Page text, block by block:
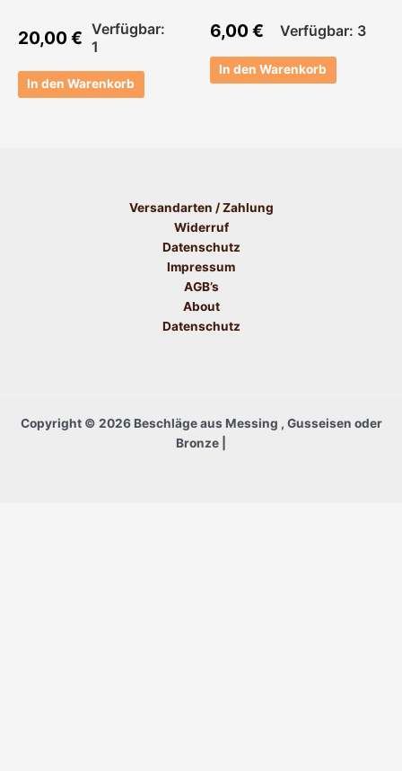
20,00€ Verfügbar:
1
In den Warenkorb
6,00€ Verfügbar: 3
In den Warenkorb
Versandarten / Zahlung
Widerruf
Datenschutz
Impressum
AGB’s
About
Datenschutz
Copyright © 2026 Beschläge aus Messing , Gusseisen oder
Bronze |